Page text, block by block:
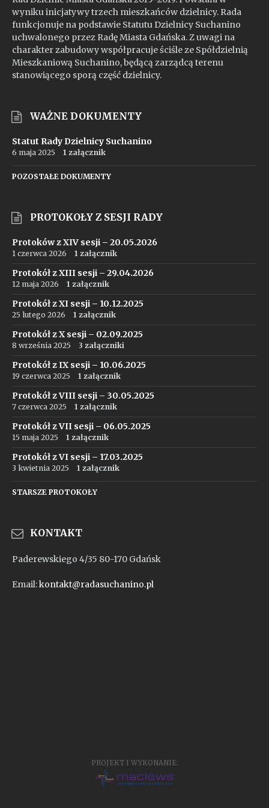
wyniku inicjatywy trzech mieszkańców dzielnicy. Rada
funkcjonuje na podstawie Statutu Dzielnicy Suchanino
uchwalonego przez Radę Miasta Gdańska. Z uwagi na
charakter zabudowy współpracuje ściśle ze Spółdzielnią
Mieszkaniową Suchanino, będącą zarządcą terenu
stanowiącego sporą część dzielnicy.
WAŻNE DOKUMENTY
Statut Rady Dzielnicy Suchanino
6 maja 2025 1 załącznik
POZOSTAŁE DOKUMENTY
PROTOKOŁY Z SESJI RADY
Protoków z XIV sesji – 20.05.2026
1 czerwca 2026 1 załącznik
Protokół z XIII sesji – 29.04.2026
12 maja 2026 1 załącznik
Protokół z XI sesji – 10.12.2025
25 lutego 2026 1 załącznik
Protokół z X sesji – 02.09.2025
8 września 2025 3 załączniki
Protokół z IX sesji – 10.06.2025
19 czerwca 2025 1 załącznik
Protokół z VIII sesji – 30.05.2025
7 czerwca 2025 1 załącznik
Protokół z VII sesji – 06.05.2025
15 maja 2025 1 załącznik
Protokół z VI sesji – 17.03.2025
3 kwietnia 2025 1 załącznik
STARSZE PROTOKOŁY
KONTAKT
Paderewskiego 4/35 80-170 Gdańsk
Email:kontakt@radasuchanino.pl
PROJEKT I WYKONANIE: